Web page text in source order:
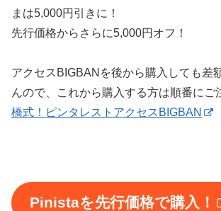
まは5,000円引きに！
先行価格からさらに5,000円オフ！
アクセスBIGBANを後から購入しても差
んので、これから購入する方は順番にご
橋式！ピンタレストアクセスBIGBAN
Pinistaを先行価格で購入！